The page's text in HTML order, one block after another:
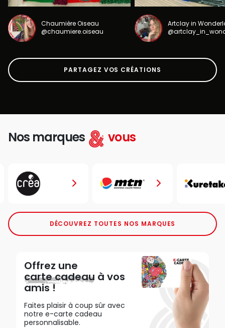
Chaumière Oiseau
@chaumiere.oiseau
Artclay in
PARTAGEZ VOS CRÉATIONS
Nos marques vous
DÉCOUVREZ TOUTES NOS MARQUES
Offrez une
carte cadeau à vos
amis !
Faites plaisir à coup sûr avec
notre e-carte cadeau
personnalisable.